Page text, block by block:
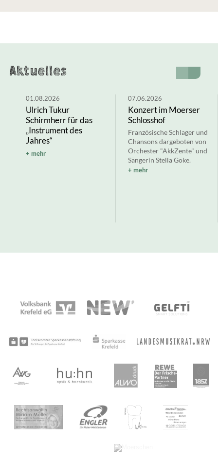
Aktuelles
01.08.2026
Ulrich Tukur
Schirmherr für das
„Instrument des
Jahres“
mehr
07.06.2026
Konzert im Moerser
Schlosshof
Französische Schlager und
Chansons dargeboten von
Orchester "AkkZente" und
Sängerin Stella Göke.
mehr